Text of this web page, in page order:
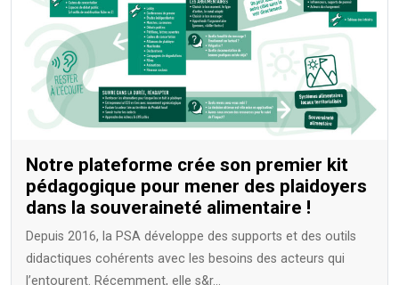
Notre plateforme crée son premier kit
pédagogique pour mener des plaidoyers
dans la souveraineté alimentaire !
Depuis 2016, la PSA développe des supports et des outils
didactiques cohérents avec les besoins des acteurs qui
l’entourent. Récemment, elle s&r...